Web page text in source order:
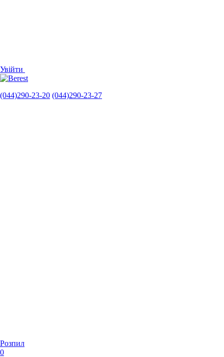
Увійти
(044)290-23-20 (044)290-23-27
Розпил
0